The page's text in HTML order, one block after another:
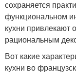
сохраняется
функциональном
кухни
рациональным
Вот какие
кухни во